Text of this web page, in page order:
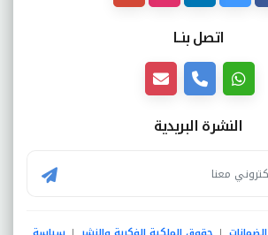
اتصل بنــا
النشرة البريدية